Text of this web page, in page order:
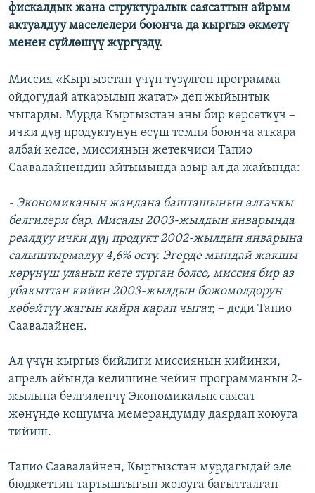
фискалдык жана структуралык саясаттын айрым
актуалдуу маселелери боюнча да кыргыз өкмөтү
менен сүйлөшүү жүргүздү.
Миссия «Кыргызстан үчүн түзүлгөн программа
ойдогудай аткарылып жатат» деп жыйынтык
чыгарды. Мурда Кыргызстан аны бир көрсөткүч –
ички дүӈ продуктунун өсүш темпи боюнча аткара
албай келсе, миссиянын жетекчиси Тапио
Саавалайнендин айтымында азыр ал да жайында:
- Экономиканын жандана башташынын алгачкы
белгилери бар. Мисалы 2003-жылдын январында
реалдуу ички дүӈ продукт 2002-жылдын январына
салыштырмалуу 4,6% өстү. Эгерде мындай жакшы
көрүнүш уланып кете турган болсо, миссия бир аз
убакыттан кийин 2003-жылдын божомолдорун
көбөйтүү жагын кайра карап чыгат, – деди Тапио
Саавалайнен.
Ал үчүн кыргыз бийлиги миссиянын кийинки,
апрель айында келишине чейин программанын 2-
жылына белгиленчү Экономикалык саясат
жөнүндө кошумча мемерандумду даярдап коюуга
тийиш.
Тапио Саавалайнен, Кыргызстан мурдагыдай эле
бюджеттин тартыштыгын жоюуга багытталган